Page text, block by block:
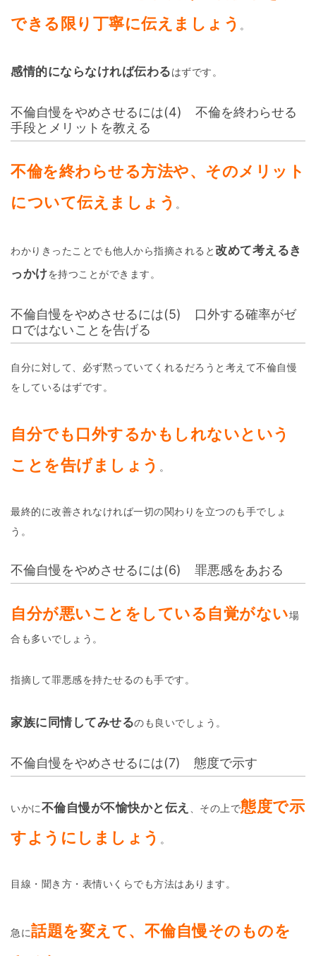
できる限り丁寧に伝えましょう 。
感情的にならなければ伝わるはずです。
不倫自慢をやめさせるには(4) 不倫を終わらせる
手段とメリットを教える
不倫を終わらせる方法や、そのメリット
について伝えましょう 。
わかりきったことでも他人から指摘されると改めて考えるき
っかけを持つことができます。
不倫自慢をやめさせるには(5) 口外する確率がゼ
ロではないことを告げる
自分に対して、必ず黙っていてくれるだろうと考えて不倫自慢
をしているはずです。
自分でも口外するかもしれないという
ことを告げましょう 。
最終的に改善されなければ一切の関わりを立つのも手でしょ
う。
不倫自慢をやめさせるには(6) 罪悪感をあおる
自分が悪いことをしている自覚がない場
合も多いでしょう。
指摘して罪悪感を持たせるのも手です。
家族に同情してみせるのも良いでしょう。
不倫自慢をやめさせるには(7) 態度で示す
いかに不倫自慢が不愉快かと伝え 、その上で態度で示
すようにしましょう 。
目線・聞き方・表情いくらでも方法はあります。
急に話題を変えて、 不倫自慢そのものを